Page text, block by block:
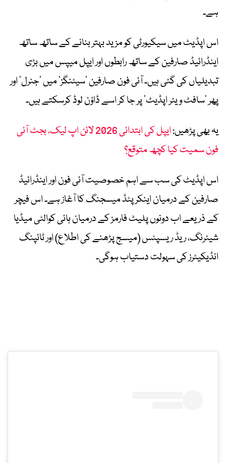
ہے۔
اس اپڈیٹ میں سیکیورٹی کو مزید بہتر بنانے کے ساتھ ساتھ
اینڈرائیڈ صارفین کے ساتھ رابطوں اور ایپل میپس میں بڑی
تبدیلیاں کی گئی ہیں۔ آئی فون صارفین ‘سیٹنگز’ میں ‘جنرل’ اور
پھر ‘سافٹ ویئر اپڈیٹ’ پر جا کر اسے ڈاؤن لوڈ کرسکتے ہیں۔
یہ بھی پڑھیں:
ایپل کی ابتدائی 2026 لائن اپ لیک، بجٹ آئی
فون سمیت کیا کچھ متوقع؟
اس اپڈیٹ کی سب سے اہم خصوصیت آئی فون اور اینڈرائیڈ
صارفین کے درمیان اینکرپٹڈ میسجنگ کا آغاز ہے۔ اس فیچر
کے ذریعے اب دونوں پلیٹ فارمز کے درمیان ہائی کوالٹی میڈیا
شیئرنگ، ریڈ ریسپٹس (میسج پڑھنے کی اطلاع) اور ٹائپنگ
انڈیکیٹرز کی سہولت دستیاب ہوگی۔